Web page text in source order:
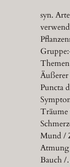
syn.
Äußerer
Puncta
Träume
Mund /
Atmung
Bauch